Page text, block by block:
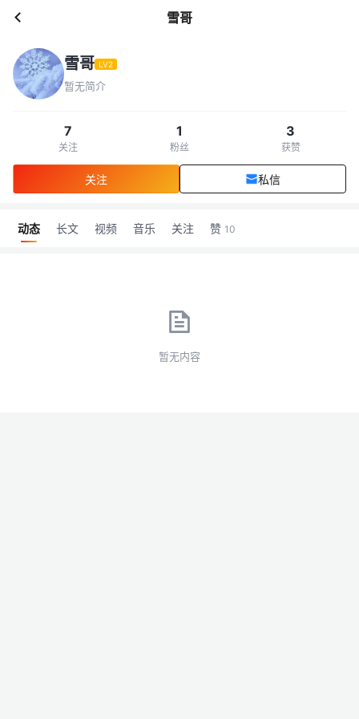
雪哥
雪哥 LV2
暂无简介
7
关注
1
粉丝
3
获赞
关注 私信
动态 长文 视频 音乐 关注 赞 10
暂无内容